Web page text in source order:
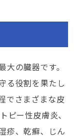
の臓器です。
る役割を果たし
でさまざまな皮
ピー性皮膚炎、
疹、乾癬、じん